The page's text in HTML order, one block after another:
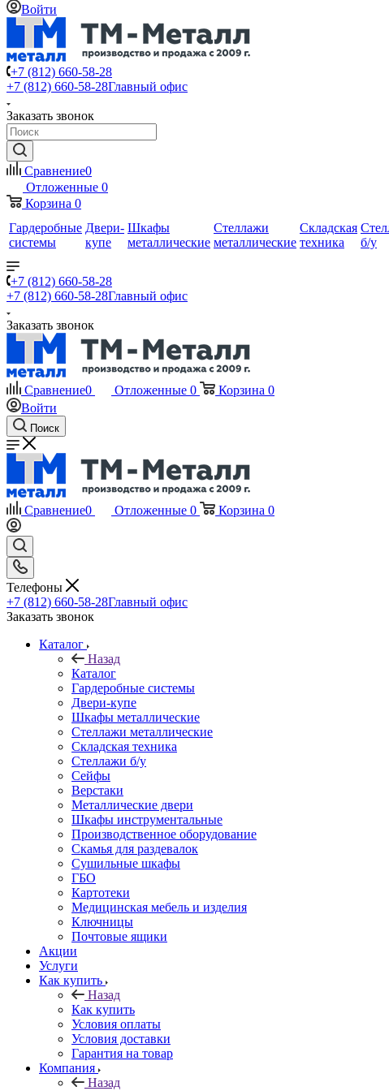
Войти
+7 (812) 660-58-28
+7 (812) 660-58-28Главный офис
Заказать звонок
Сравнение0
Отложенные 0
Корзина 0
Гардеробные
системы
Двери-
купе
Шкафы
металлические
Стеллажи
металлические
Складская
техника
б/у
+7 (812) 660-58-28
+7 (812) 660-58-28Главный офис
Заказать звонок
Сравнение0 Отложенные 0 Корзина 0
Войти
Поиск
Сравнение0 Отложенные 0 Корзина 0
Телефоны
+7 (812) 660-58-28Главный офис
Заказать звонок
Каталог
Назад
Каталог
Гардеробные системы
Двери-купе
Шкафы металлические
Стеллажи металлические
Складская техника
Стеллажи б/у
Сейфы
Верстаки
Металлические двери
Шкафы инструментальные
Производственное оборудование
Скамья для раздевалок
Сушильные шкафы
ГБО
Картотеки
Медицинская мебель и изделия
Ключницы
Почтовые ящики
Акции
Услуги
Как купить
Назад
Как купить
Условия оплаты
Условия доставки
Гарантия на товар
Компания
Назад